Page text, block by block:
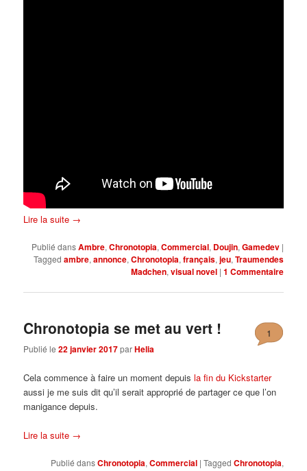
Lire la suite →
Publié dansAmbre, Chronotopia, Commercial, Doujin, Gamedev |
Tagged ambre, annonce, Chronotopia, français, jeu, Traumendes
Madchen, visual novel | 1 Commentaire
Chronotopia se met au vert !
Publié le22 janvier 2017parHelia
1
Cela commence à faire un moment depuisla fin du Kickstarter
aussi je me suis dit qu’il serait approprié de partager ce que l’on
manigance depuis.
Lire la suite →
Publié dansChronotopia, Commercial | Tagged Chronotopia,